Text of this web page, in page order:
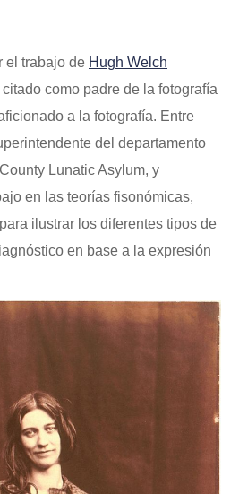
el trabajo de Hugh Welch
como padre de la fotografía
a la fotografía. Entre
del departamento
Lunatic Asylum, y
en las teorías fisonómicas,
ilustrar los diferentes tipos de
en base a la expresión